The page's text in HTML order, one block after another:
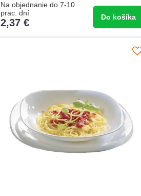
Na objednanie do 7-10
prac. dní
2,37 € Do košíka